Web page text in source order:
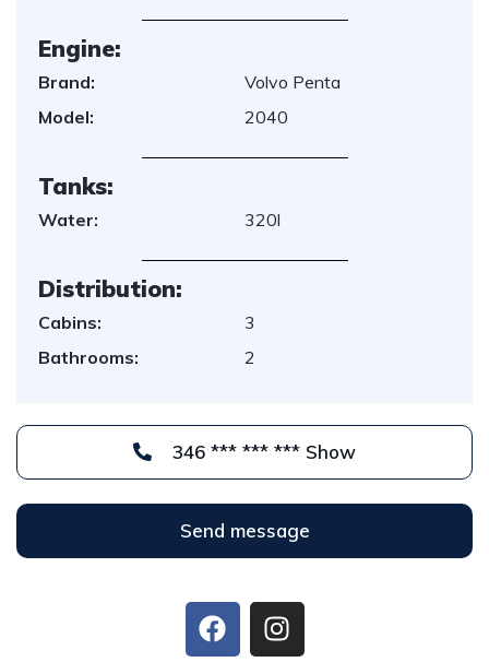
Engine:
Brand:
Volvo Penta
Model:
2040
Tanks:
Water: 320l
Distribution:
Cabins:
3
Bathrooms:
2
346 *** *** *** Show
Send message